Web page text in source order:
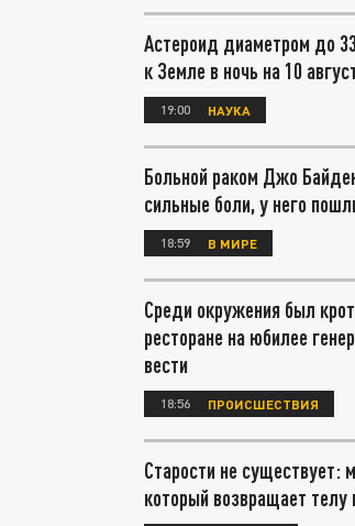
Астероид диаметром до
к Земле в ночь на 10
19:00 НАУКА
Больной раком Джо
сильные боли, у него
18:59 В МИРЕ
Среди окружения был
ресторане на юбилее
вести
18:56 ПРОИСШЕСТВИЯ
Старости не существует:
который возвращает телу